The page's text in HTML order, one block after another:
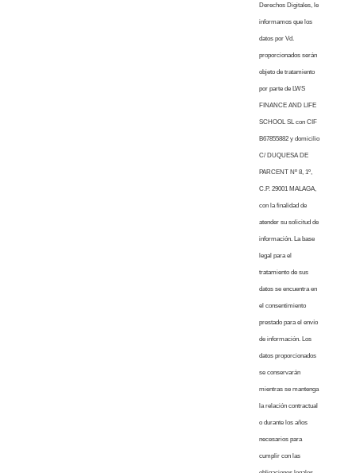
Derechos Digitales, le
informamos que los
datos por Vd.
proporcionados serán
objeto de tratamiento
por parte de LWS
FINANCE AND LIFE
SCHOOL SL con CIF
B67855882 y domicilio
C/ DUQUESA DE
PARCENT Nº 8, 1º,
C.P. 29001 MALAGA,
con la finalidad de
atender su solicitud de
información. La base
legal para el
tratamiento de sus
datos se encuentra en
el consentimiento
prestado para el envío
de información. Los
datos proporcionados
se conservarán
mientras se mantenga
la relación contractual
o durante los años
necesarios para
cumplir con las